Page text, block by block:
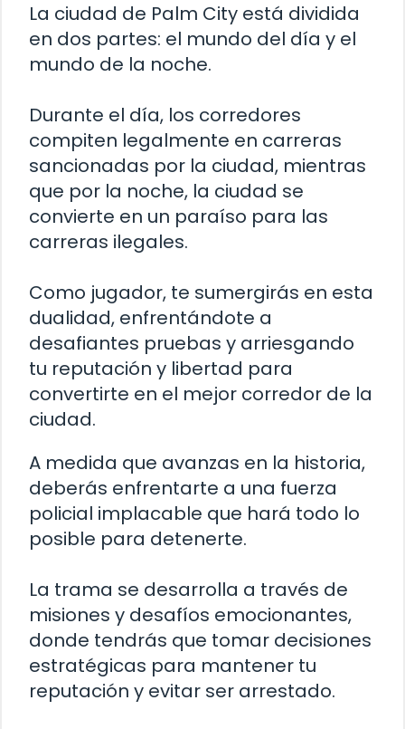
La ciudad de Palm City está dividida
en dos partes: el mundo del día y el
mundo de la noche.
Durante el día, los corredores
compiten legalmente en carreras
sancionadas por la ciudad, mientras
que por la noche, la ciudad se
convierte en un paraíso para las
carreras ilegales.
Como jugador, te sumergirás en esta
dualidad, enfrentándote a
desafiantes pruebas y arriesgando
tu reputación y libertad para
convertirte en el mejor corredor de la
ciudad.
A medida que avanzas en la historia,
deberás enfrentarte a una fuerza
policial implacable que hará todo lo
posible para detenerte.
La trama se desarrolla a través de
misiones y desafíos emocionantes,
donde tendrás que tomar decisiones
estratégicas para mantener tu
reputación y evitar ser arrestado.